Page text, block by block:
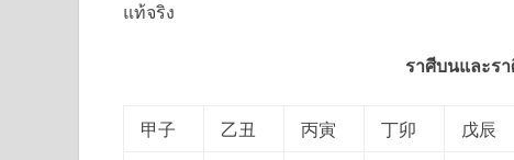
แท้จริง
ราศีบนและรา
甲子 乙丑 丙寅 丁卯 戊辰